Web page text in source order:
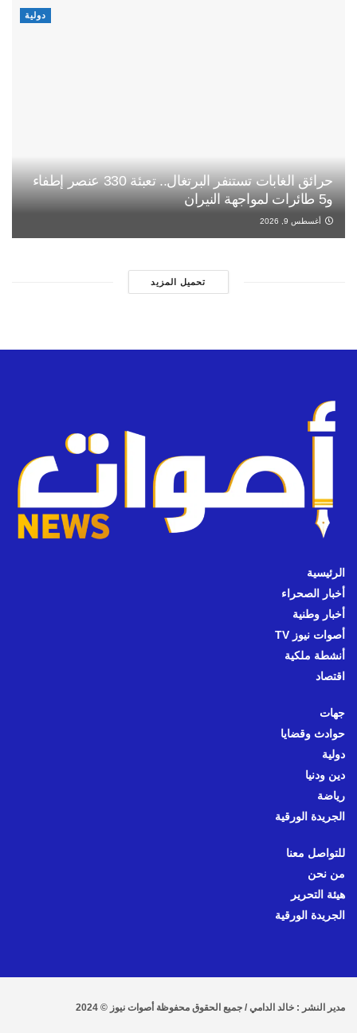
دولية
حرائق الغابات تستنفر البرتغال.. تعبئة 330 عنصر إطفاء
و5 طائرات لمواجهة النيران
أغسطس 9, 2026
تحميل المزيد
الرئيسية
أخبار الصحراء
أخبار وطنية
أصوات نيوز TV
أنشطة ملكية
اقتصاد
جهات
حوادث وقضايا
دولية
دين ودنيا
رياضة
الجريدة الورقية
للتواصل معنا
من نحن
هيئة التحرير
الجريدة الورقية
مدير النشر : خالد الدامي / جميع الحقوق محفوظة أصوات نيوز © 2024